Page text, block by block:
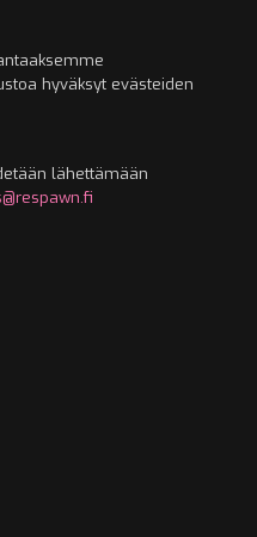
hyväksyt evästeiden
lähettämään